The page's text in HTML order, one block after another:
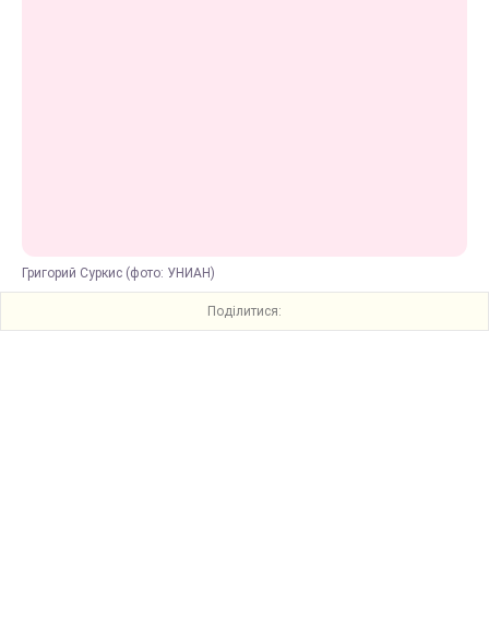
Григорий Суркис (фото: УНИАН)
Поділитися: